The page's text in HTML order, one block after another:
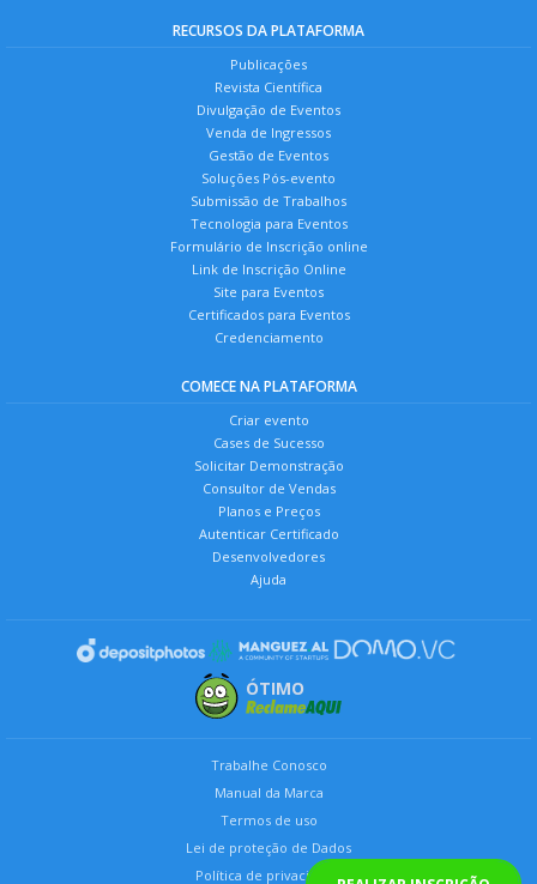
RECURSOS DA PLATAFORMA
Publicações
Revista Científica
Divulgação de Eventos
Venda de Ingressos
Gestão de Eventos
Soluções Pós-evento
Submissão de Trabalhos
Tecnologia para Eventos
Formulário de Inscrição online
Link de Inscrição Online
Site para Eventos
Certificados para Eventos
Credenciamento
COMECE NA PLATAFORMA
Criar evento
Cases de Sucesso
Solicitar Demonstração
Consultor de Vendas
Planos e Preços
Autenticar Certificado
Desenvolvedores
Ajuda
ÓTIMO
Trabalhe Conosco
Manual da Marca
Termos de uso
Lei de proteção de Dados
Política de privacidade